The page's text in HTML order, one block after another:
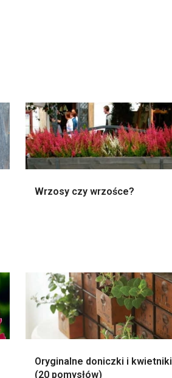
Wrzosy czy wrzośce?
Oryginalne doniczki i kwietniki
(20 pomysłów)